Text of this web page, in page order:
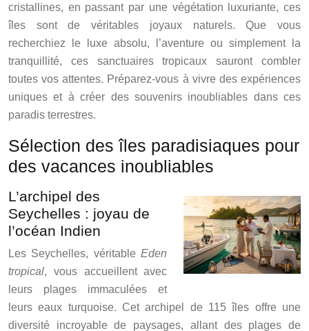
cristallines, en passant par une végétation luxuriante, ces
îles sont de véritables joyaux naturels. Que vous
recherchiez le luxe absolu, l’aventure ou simplement la
tranquillité, ces sanctuaires tropicaux sauront combler
toutes vos attentes. Préparez-vous à vivre des expériences
uniques et à créer des souvenirs inoubliables dans ces
paradis terrestres.
Sélection des îles paradisiaques pour
des vacances inoubliables
L’archipel des
Seychelles : joyau de
l’océan Indien
Les Seychelles, véritableEden
tropical, vous accueillent avec
leurs plages immaculées et
leurs eaux turquoise. Cet archipel de 115 îles offre une
diversité incroyable de paysages, allant des plages de